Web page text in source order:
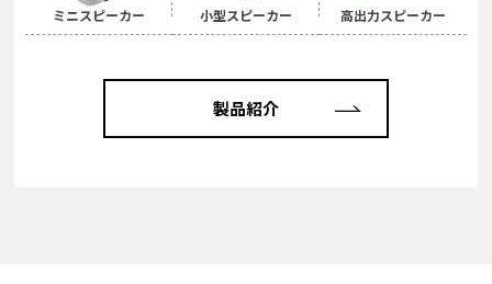
ミニスピーカー 小型スピーカー 高出力スピーカー
製品紹介